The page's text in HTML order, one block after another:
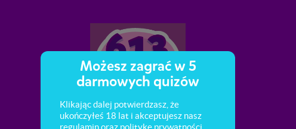
Możesz zagrać w 5
darmowych quizów
Klikając dalej potwierdzasz, że
ukończyłeś 18 lat i akceptujesz nasz
regulaminoraz politykę prywatności